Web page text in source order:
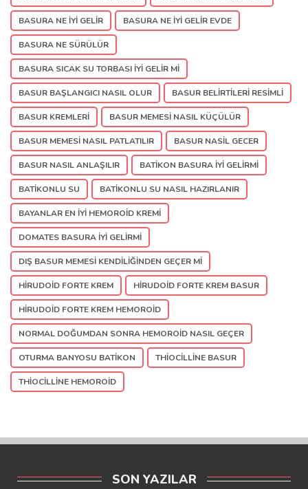
BASURA NE IYI GELIR BASURA NE IYI GELIR EVDE
BASURA NE SÜRÜLÜR
BASURA SICAK SU TORBASI IYI GELIR MI
BASUR BAŞLANGICI NASIL OLUR BASUR BELIRTILERI RESIMLI
BASUR KREMLERI BASUR MEMESI NASIL KÜÇÜLÜR
BASUR MEMESI NASIL PATLATILIR BASUR NASIL GECER
BASUR NASIL ANLAŞILIR BATIKON BASURA IYI GELIRMI
BATIKONLU SU BATIKONLU SU NASIL HAZIRLANIR
BAYANLAR EN IYI HEMOROID KREMI
DOMATES BASURA IYI GELIRMI
DIŞ BASUR MEMESI KENDILIĞINDEN GEÇER MI
HIRUDOID FORTE KREM HIRUDOID FORTE KREM BASUR
HIRUDOID FORTE KREM HEMOROID
NORMAL DOĞUMDAN SONRA HEMOROID NASIL GEÇER
OTURMA BANYOSU BATIKON THIOCILLINE BASUR
THIOCILLINE HEMOROID
SON YAZILAR